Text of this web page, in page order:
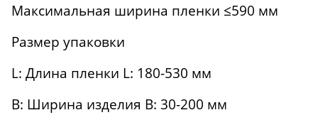
Максимальная ширина пленки ≤590 мм
Размер упаковки
L: Длина пленки L: 180-530 мм
B: Ширина изделия B: 30-200 мм